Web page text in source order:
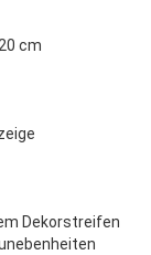
cm
Dekorstreifen